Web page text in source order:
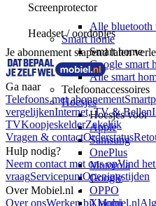
SmartTag
Alle bluetooth
Smart home
Smart home
Google smart
Alle smart
Telefoonaccessoires
Hoesjes
Hoesjes voor
Apple
Samsung
OnePlus
Motorola
Google
OPPO
Xiaomi
Screenprotector
Headset / oordopjes
Je abonnement slapend laten
Ga naar
Telefoons met abonnement
vergelijkenInternet, TV & Bellen
TVKoopjeskelderZakelijk
Vragen & contactOrderstatus
Hulp nodig?
Neem contact met ons opVind
vraagServicepuntOpeningstijden
Over Mobiel.nl
Over onsWerken bij Mobiel.nl